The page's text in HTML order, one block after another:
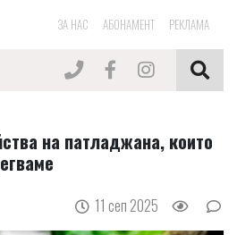
ЗА НАС АБОНАМЕНТ РЕКЛАМА
на патладжана, които
11 сеп 2025